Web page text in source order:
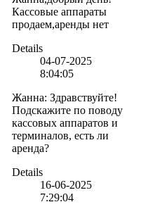
Кассовые аппараты
продаем,аренды нет
Details
04-07-2025
8:04:05
Жанна: Здравствуйте!
Подскажите по поводу
кассовых аппаратов и
терминалов, есть ли
аренда?
Details
16-06-2025
7:29:04